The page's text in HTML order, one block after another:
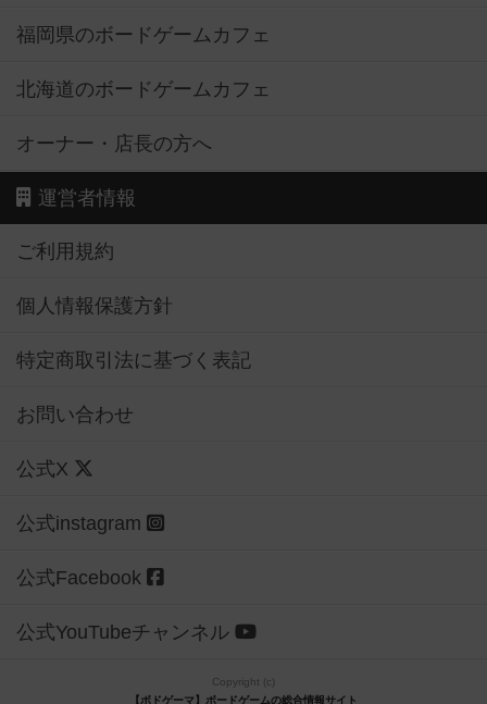
福岡県のボードゲームカフェ
北海道のボードゲームカフェ
オーナー・店長の方へ
運営者情報
ご利用規約
個人情報保護方針
特定商取引法に基づく表記
お問い合わせ
公式X
公式instagram
公式Facebook
公式YouTubeチャンネル
Copyright (c)
【ボドゲーマ】ボードゲームの総合情報サイト